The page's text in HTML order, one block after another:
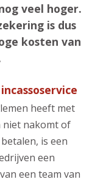
veel hoger.
is dus
kosten van
heeft met
niet nakomt of
is een
een
een team van